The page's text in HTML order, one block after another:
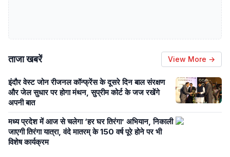
ताजा खबरें View More →
इंदौर वेस्ट जोन रीजनल कॉन्फ्रेंस के दूसरे दिन बाल संरक्षण
और जेल सुधार पर होगा मंथन, सुप्रीम कोर्ट के जज रखेंगे
अपनी बात
मध्य प्रदेश में आज से चलेगा ‘हर घर तिरंगा’ अभियान, निकाली
जाएगी तिरंगा यात्रा, वंदे मातरम् के 150 वर्ष पूरे होने पर भी
विशेष कार्यक्रम